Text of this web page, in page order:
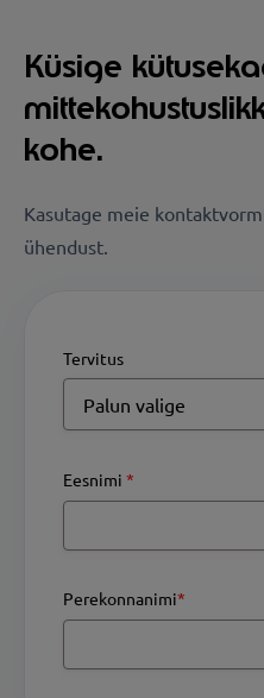
Küsige
kohe.
Kasutage meie
ühendust.
Tervitus
Eesnimi *
Perekonnanimi*